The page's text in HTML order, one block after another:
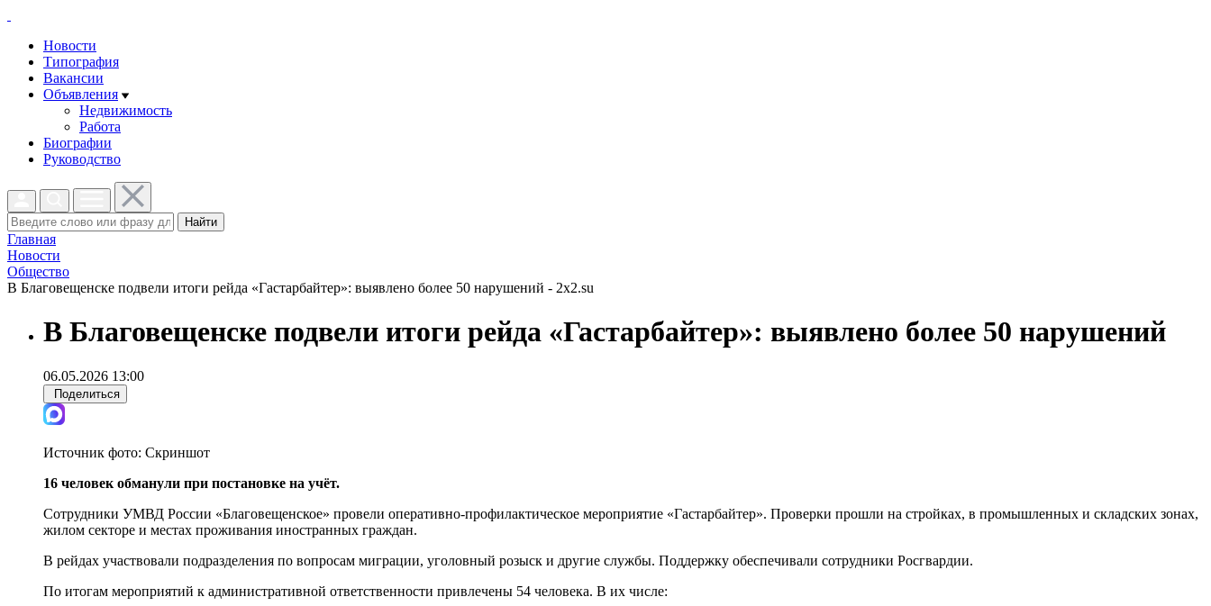
Новости
Типография
Вакансии
Объявления
Недвижимость
Работа
Биографии
Руководство
Найти
Главная
Новости
Общество
В Благовещенске подвели итоги рейда «Гастарбайтер»: выявлено более 50 нарушений - 2x2.su
В Благовещенске подвели итоги рейда «Гастарбайтер»: выявлено более 50 нарушений
06.05.2026 13:00
Поделиться
Источник фото: Скриншот
16 человек обманули при постановке на учёт.
Сотрудники УМВД России «Благовещенское» провели оперативно-профилактическое мероприятие «Гастарбайтер». Проверки прошли на стройках, в промышленных и складских зонах,
жилом секторе и местах проживания иностранных граждан.
В рейдах участвовали подразделения по вопросам миграции, уголовный розыск и другие службы. Поддержку обеспечивали сотрудники Росгвардии.
По итогам мероприятий к административной ответственности привлечены 54 человека. В их числе: